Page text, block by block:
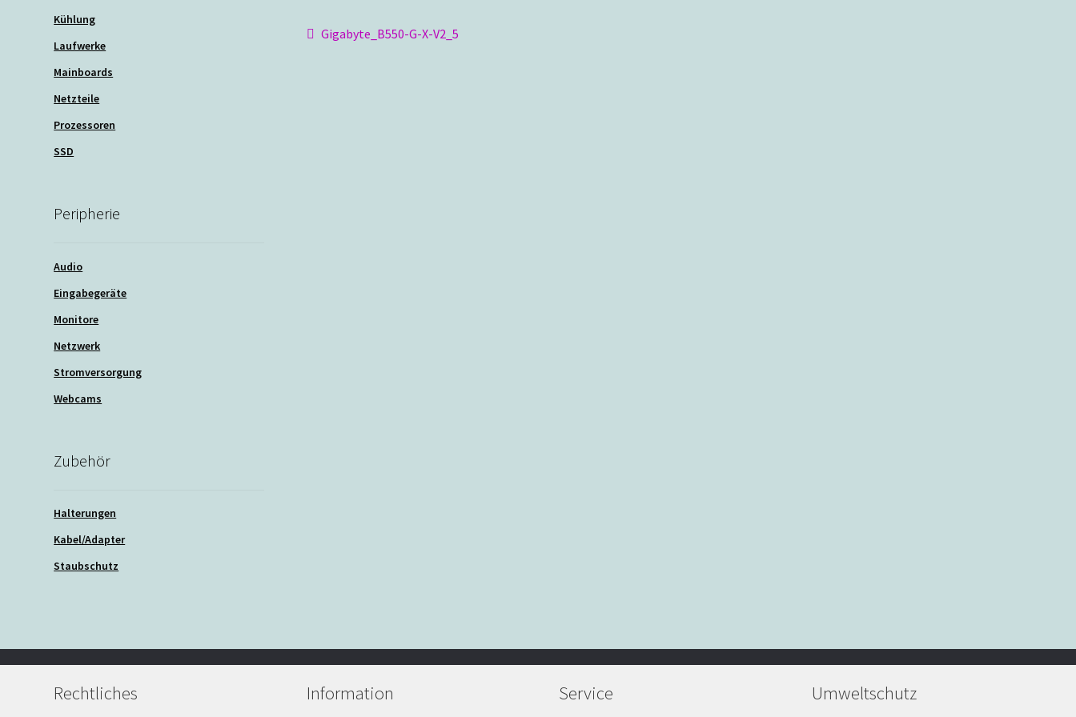
Beitragsnavigation
Vorheriger
Gigabyte_B550-G-X-V2_5
Kühlung
Laufwerke
Mainboards
Netzteile
Prozessoren
SSD
Peripherie
Audio
Eingabegeräte
Monitore
Netzwerk
Stromversorgung
Webcams
Zubehör
Halterungen
Kabel/Adapter
Staubschutz
Rechtliches Information Service Umweltschutz